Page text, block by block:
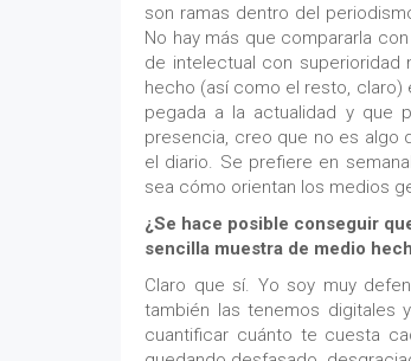
son ramas dentro del
No hay más que compararla
de intelectual con superioridad
hecho (así como el resto, claro)
pegada a la actualidad y que
presencia, creo que no es algo
el diario. Se prefiere en
sea cómo orientan los medios
¿Se hace posible conseguir
sencilla muestra de medio
Claro que sí. Yo soy muy
también las tenemos digitales
cuantificar cuánto te cuesta